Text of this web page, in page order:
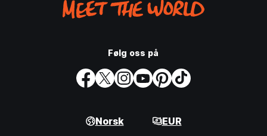
Følg oss på
Norsk EUR